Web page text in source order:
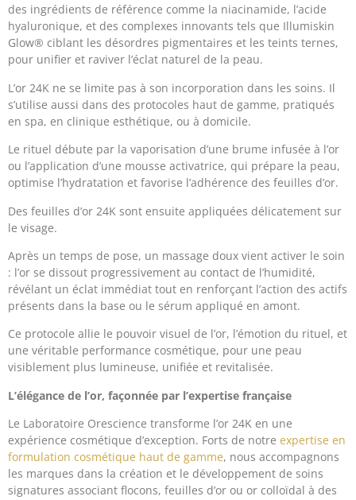
des ingrédients de référence comme la niacinamide, l’acide
hyaluronique, et des complexes innovants tels que Illumiskin
Glow® ciblant les désordres pigmentaires et les teints ternes,
pour unifier et raviver l’éclat naturel de la peau.
L’or 24K ne se limite pas à son incorporation dans les soins. Il
s’utilise aussi dans des protocoles haut de gamme, pratiqués
en spa, en clinique esthétique, ou à domicile.
Le rituel débute par la vaporisation d’une brume infusée à l’or
ou l’application d’une mousse activatrice, qui prépare la peau,
optimise l’hydratation et favorise l’adhérence des feuilles d’or.
Des feuilles d’or 24K sont ensuite appliquées délicatement sur
le visage.
Après un temps de pose, un massage doux vient activer le soin
: l’or se dissout progressivement au contact de l’humidité,
révélant un éclat immédiat tout en renforçant l’action des actifs
présents dans la base ou le sérum appliqué en amont.
Ce protocole allie le pouvoir visuel de l’or, l’émotion du rituel, et
une véritable performance cosmétique, pour une peau
visiblement plus lumineuse, unifiée et revitalisée.
L’élégance de l’or, façonnée par l’expertise française
Le Laboratoire Orescience transforme l’or 24K en une
expérience cosmétique d’exception. Forts de notre expertise en
formulation cosmétique haut de gamme, nous accompagnons
les marques dans la création et le développement de soins
signatures associant flocons, feuilles d’or ou or colloïdal à des